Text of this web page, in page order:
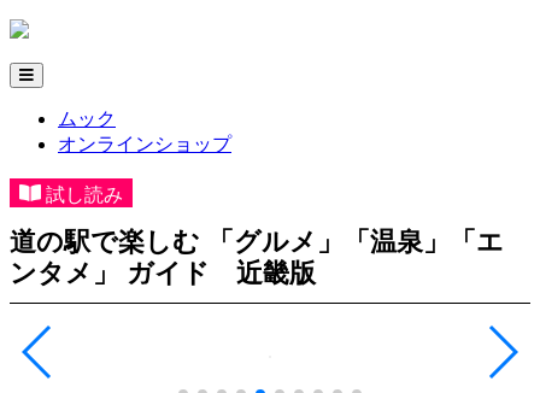
ムック
オンラインショップ
試し読み
道の駅で楽しむ 「グルメ」「温泉」「エ
ンタメ」 ガイド 近畿版